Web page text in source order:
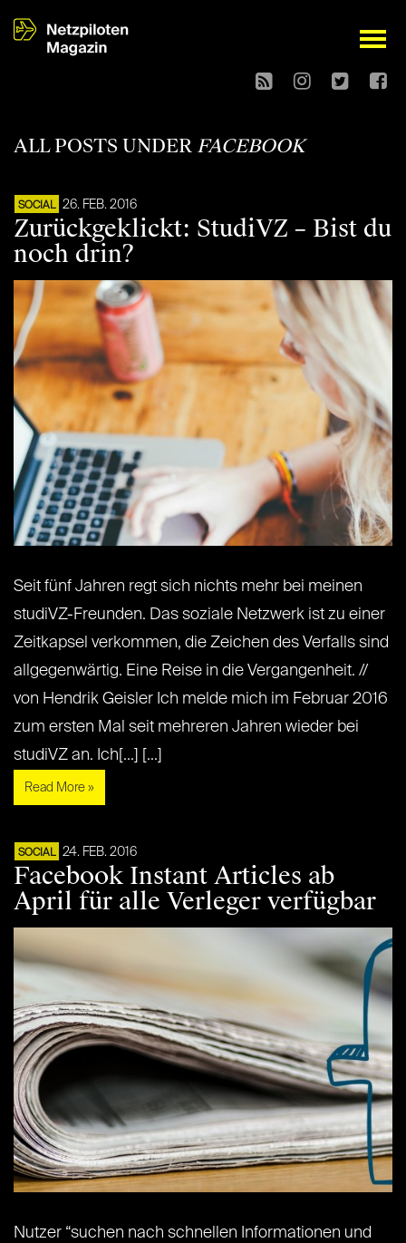
open
ALL POSTS UNDER FACEBOOK
SOCIAL 26. FEB. 2016
Zurückgeklickt: StudiVZ – Bist du
noch drin?
Seit fünf Jahren regt sich nichts mehr bei meinen
studiVZ-Freunden. Das soziale Netzwerk ist zu einer
Zeitkapsel verkommen, die Zeichen des Verfalls sind
allgegenwärtig. Eine Reise in die Vergangenheit. //
von Hendrik Geisler Ich melde mich im Februar 2016
zum ersten Mal seit mehreren Jahren wieder bei
studiVZ an. Ich[...] [...]
Read More »
SOCIAL 24. FEB. 2016
Facebook Instant Articles ab
April für alle Verleger verfügbar
Nutzer “suchen nach schnellen Informationen und